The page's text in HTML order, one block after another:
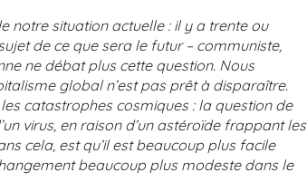
notre situation actuelle : il y a trente ou
de ce que sera le futur – communiste,
ne débat plus cette question. Nous
global n’est pas prêt à disparaître.
catastrophes cosmiques : la question de
virus, en raison d’un astéroïde frappant les
cela, est qu’il est beaucoup plus facile
beaucoup plus modeste dans le